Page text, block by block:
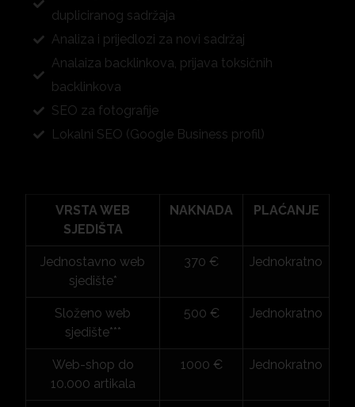
dupliciranog sadržaja
Analiza i prijedlozi za novi sadržaj
Analaiza backlinkova, prijava toksičnih
backlinkova
SEO za fotografije
Lokalni SEO (Google Business profil)
VRSTA WEB
SJEDIŠTA
NAKNADA PLAĆANJE
Jednostavno web
sjedište*
370 € Jednokratno
Složeno web
sjedište***
500 € Jednokratno
Web-shop do
10.000 artikala
1000 € Jednokratno